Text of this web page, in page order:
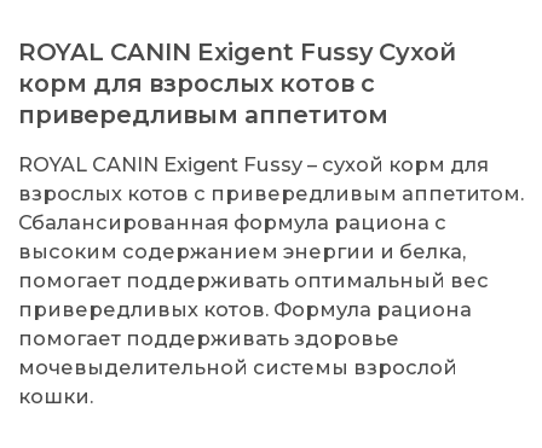
ROYAL CANIN Exigent Fussy Сухой
корм для взрослых котов с
привередливым аппетитом
ROYAL CANIN Exigent Fussy – сухой корм для
взрослых котов с привередливым аппетитом.
Сбалансированная формула рациона с
высоким содержанием энергии и белка,
помогает поддерживать оптимальный вес
привередливых котов. Формула рациона
помогает поддерживать здоровье
мочевыделительной системы взрослой
кошки.